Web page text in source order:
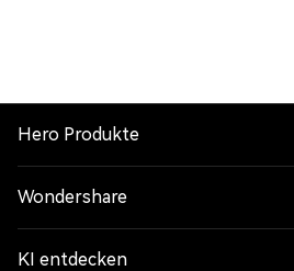
Hero Produkte
Wondershare
KI entdecken